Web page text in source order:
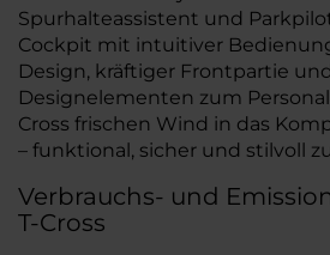
Spurhalteassistent und
Cockpit mit intuitiver
Design, kräftiger Frontpartie
Designelementen zum
Cross frischen Wind in das
– funktional, sicher und stilvoll
Verbrauchs- und
T-Cross